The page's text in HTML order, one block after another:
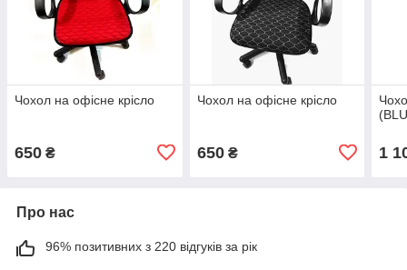
Чохол на офісне крісло
650 ₴
Чохол на офісне крісло
650₴ 1
Про нас
96% позитивних з 220 відгуків за рік